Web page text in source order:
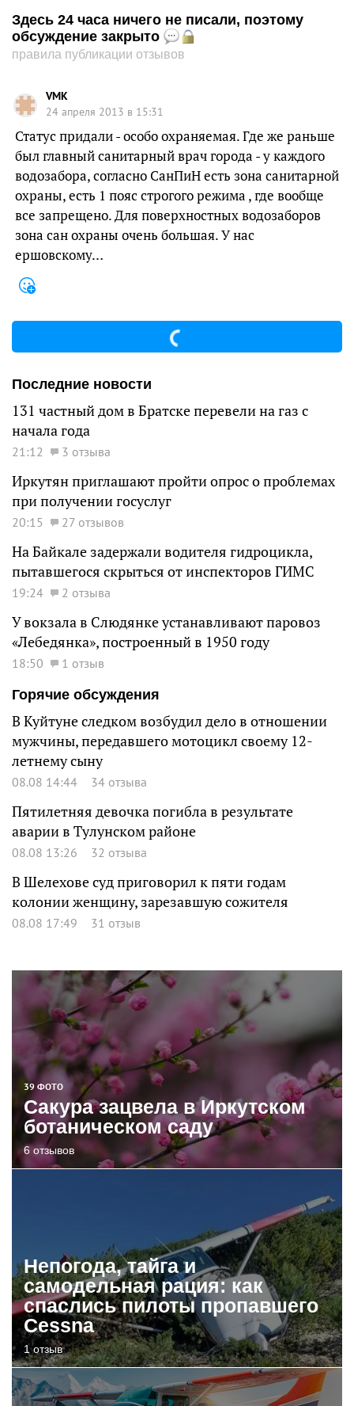
Здесь 24 часа ничего не писали, поэтому
обсуждение закрыто
правила публикации отзывов
VMK
24 апреля 2013 в 15:31
Статус придали - особо охраняемая. Где же раньше
был главный санитарный врач города - у каждого
водозабора, согласно СанПиН есть зона санитарной
охраны, есть 1 пояс строгого режима , где вообще
все запрещено. Для поверхностных водозаборов
зона сан охраны очень большая. У нас
ершовскому…
Последние новости
131 частный дом в Братске перевели на газ с
начала года
21:12 3 отзыва
Иркутян приглашают пройти опрос о проблемах
при получении госуслуг
20:15 27 отзывов
На Байкале задержали водителя гидроцикла,
пытавшегося скрыться от инспекторов ГИМС
19:24 2 отзыва
У вокзала в Слюдянке устанавливают паровоз
«Лебедянка», построенный в 1950 году
18:50
1 отзыв
Горячие обсуждения
В Куйтуне следком возбудил дело в отношении
мужчины, передавшего мотоцикл своему 12-
летнему сыну
08.08 14:44 34 отзыва
Пятилетняя девочка погибла в результате
аварии в Тулунском районе
08.08 13:26 32 отзыва
В Шелехове суд приговорил к пяти годам
колонии женщину, зарезавшую сожителя
08.08 17:49 31 отзыв
39 ФОТО
Сакура зацвела в Иркутском
ботаническом саду
6 отзывов
Непогода, тайга и
самодельная рация: как
спаслись пилоты пропавшего
Cessna
1 отзыв